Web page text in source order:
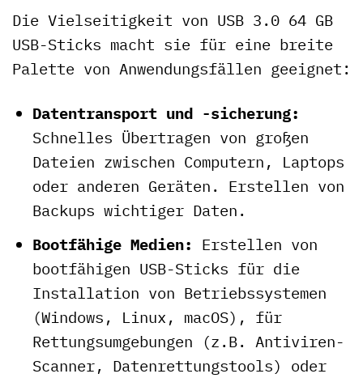
Die Vielseitigkeit von USB 3.0 64 GB
USB-Sticks macht sie für eine breite
Palette von Anwendungsfällen geeignet:
Datentransport und -sicherung:
Schnelles Übertragen von großen
Dateien zwischen Computern, Laptops
oder anderen Geräten. Erstellen von
Backups wichtiger Daten.
Bootfähige Medien: Erstellen von
bootfähigen USB-Sticks für die
Installation von Betriebssystemen
(Windows, Linux, macOS), für
Rettungsumgebungen (z.B. Antiviren-
Scanner, Datenrettungstools) oder